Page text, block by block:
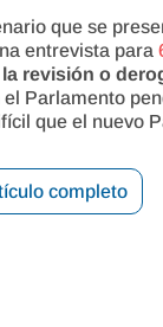
que se
entrevista para
revisión o
el Parlamento
que el nuevo
completo